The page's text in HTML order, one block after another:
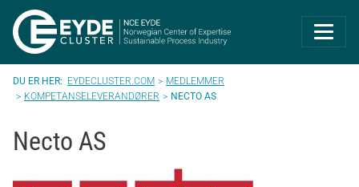
Eyde-Cluster |
EYDECLUSTER.COM
MEDLEMMER
KOMPETANSELEVERANDØRER
NECTO AS
Necto AS